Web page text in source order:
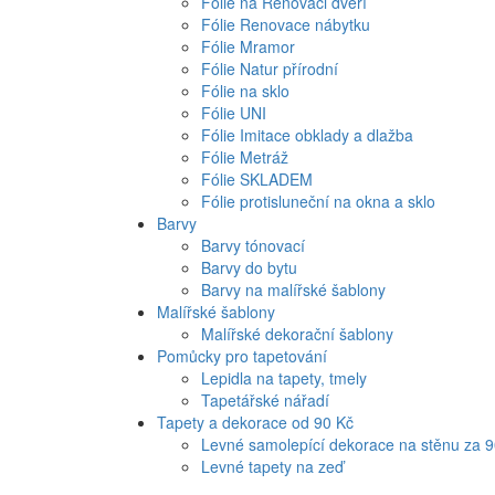
Fólie Renovace nábytku
Fólie Mramor
Fólie Natur přírodní
Fólie na sklo
Fólie UNI
Fólie Imitace obklady a dlažba
Fólie Metráž
Fólie SKLADEM
Fólie protisluneční na okna a sklo
Barvy
Barvy tónovací
Barvy do bytu
Barvy na malířské šablony
Malířské šablony
Malířské dekorační šablony
Pomůcky pro tapetování
Lepidla na tapety, tmely
Tapetářské nářadí
Tapety a dekorace od 90 Kč
Levné samolepící dekorace na stěnu za
Levné tapety na zeď